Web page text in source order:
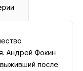
Андрей Фокин
после